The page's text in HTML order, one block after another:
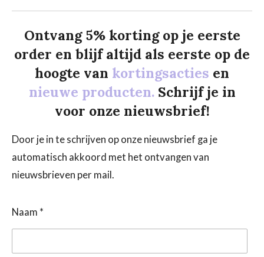
Ontvang 5% korting op je eerste
order en blijf altijd als eerste op de
hoogte van kortingsacties en
nieuwe producten. Schrijf je in
voor onze nieuwsbrief!
Door je in te schrijven op onze nieuwsbrief ga je
automatisch akkoord met het ontvangen van
nieuwsbrieven per mail.
Naam *